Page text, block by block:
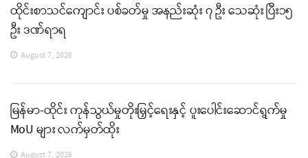
ထိုင်းစာသင်ကျောင်း ပစ်ခတ်မှု အနည်းဆုံး ၇ ဦး သေဆုံး ပြီး၁၅
ဦး ဒဏ်ရာရ
August 7, 2026
မြန်မာ-ထိုင်း ကုန်သွယ်မှုတိုးမြှင့်ရေးနှင့် ပူးပေါင်းဆောင်ရွက်မှု
MoU များ လက်မှတ်ထိုး